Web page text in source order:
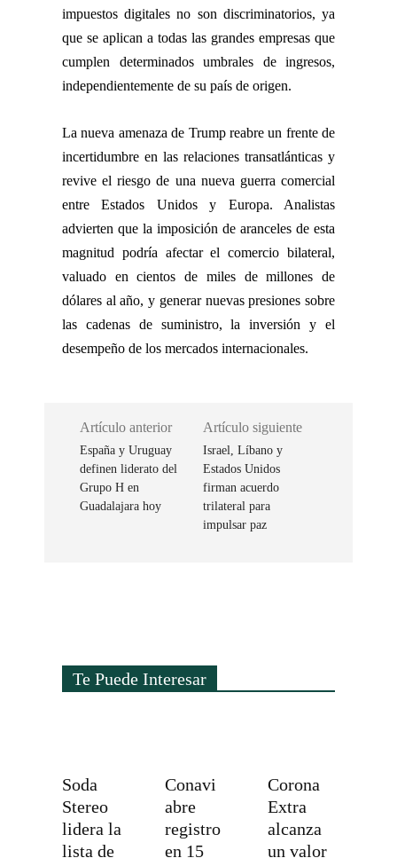
impuestos digitales no son discriminatorios, ya
que se aplican a todas las grandes empresas que
cumplen determinados umbrales de ingresos,
independientemente de su país de origen.
La nueva amenaza de Trump reabre un frente de
incertidumbre en las relaciones transatlánticas y
revive el riesgo de una nueva guerra comercial
entre Estados Unidos y Europa. Analistas
advierten que la imposición de aranceles de esta
magnitud podría afectar el comercio bilateral,
valuado en cientos de miles de millones de
dólares al año, y generar nuevas presiones sobre
las cadenas de suministro, la inversión y el
desempeño de los mercados internacionales.
Artículo anterior
España y Uruguay
definen liderato del
Grupo H en
Guadalajara hoy
Artículo siguiente
Israel, Líbano y
Estados Unidos
firman acuerdo
trilateral para
impulsar paz
Te Puede Interesar
Soda
Stereo
lidera la
lista de
Conavi
abre
registro
en 15
Corona
Extra
alcanza
un valor